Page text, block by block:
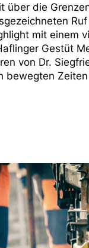
über die
Ruf
mit einem
Gestüt
von Dr.
bewegten